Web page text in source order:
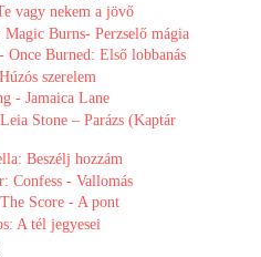
vagy nekem a jövő
Burns- Perzselő mágia
Once Burned: Első lobbanás
szerelem
- Jamaica Lane
Stone – Parázs (Kaptár
Beszélj hozzám
Confess - Vallomás
Score - A pont
A tél jegyesei